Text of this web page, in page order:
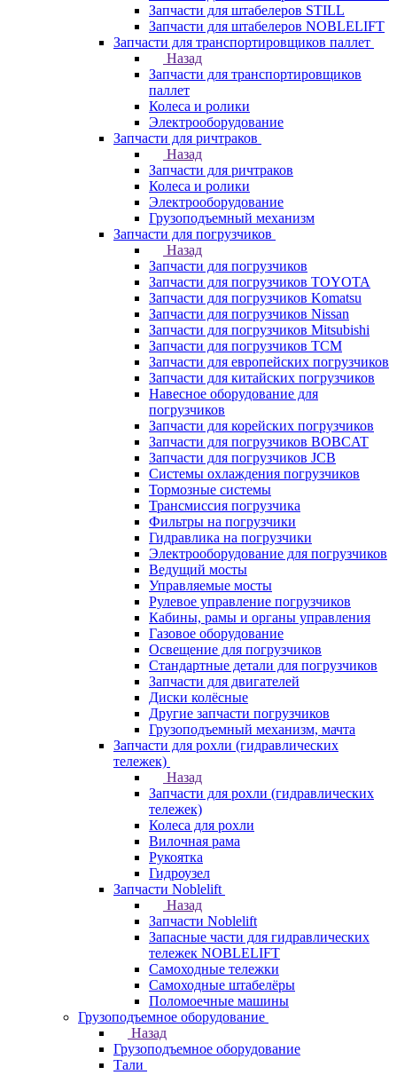
Запчасти для штабелеров STILL
Запчасти для штабелеров NOBLELIFT
Запчасти для транспортировщиков паллет
Назад
Запчасти для транспортировщиков
паллет
Колеса и ролики
Электрооборудование
Запчасти для ричтраков
Назад
Запчасти для ричтраков
Колеса и ролики
Электрооборудование
Грузоподъемный механизм
Запчасти для погрузчиков
Назад
Запчасти для погрузчиков
Запчасти для погрузчиков TOYOTA
Запчасти для погрузчиков Komatsu
Запчасти для погрузчиков Nissan
Запчасти для погрузчиков Mitsubishi
Запчасти для погрузчиков TCM
Запчасти для европейских погрузчиков
Запчасти для китайских погрузчиков
Навесное оборудование для
погрузчиков
Запчасти для корейских погрузчиков
Запчасти для погрузчиков BOBCAT
Запчасти для погрузчиков JCB
Системы охлаждения погрузчиков
Тормозные системы
Трансмиссия погрузчика
Фильтры на погрузчики
Гидравлика на погрузчики
Электрооборудование для погрузчиков
Ведущий мосты
Управляемые мосты
Рулевое управление погрузчиков
Кабины, рамы и органы управления
Газовое оборудование
Освещение для погрузчиков
Стандартные детали для погрузчиков
Запчасти для двигателей
Диски колёсные
Другие запчасти погрузчиков
Грузоподъемный механизм, мачта
Запчасти для рохли (гидравлических
тележек)
Назад
Запчасти для рохли (гидравлических
тележек)
Колеса для рохли
Вилочная рама
Рукоятка
Гидроузел
Запчасти Noblelift
Назад
Запчасти Noblelift
Запасные части для гидравлических
тележек NOBLELIFT
Самоходные тележки
Самоходные штабелёры
Поломоечные машины
Грузоподъемное оборудование
Назад
Грузоподъемное оборудование
Тали